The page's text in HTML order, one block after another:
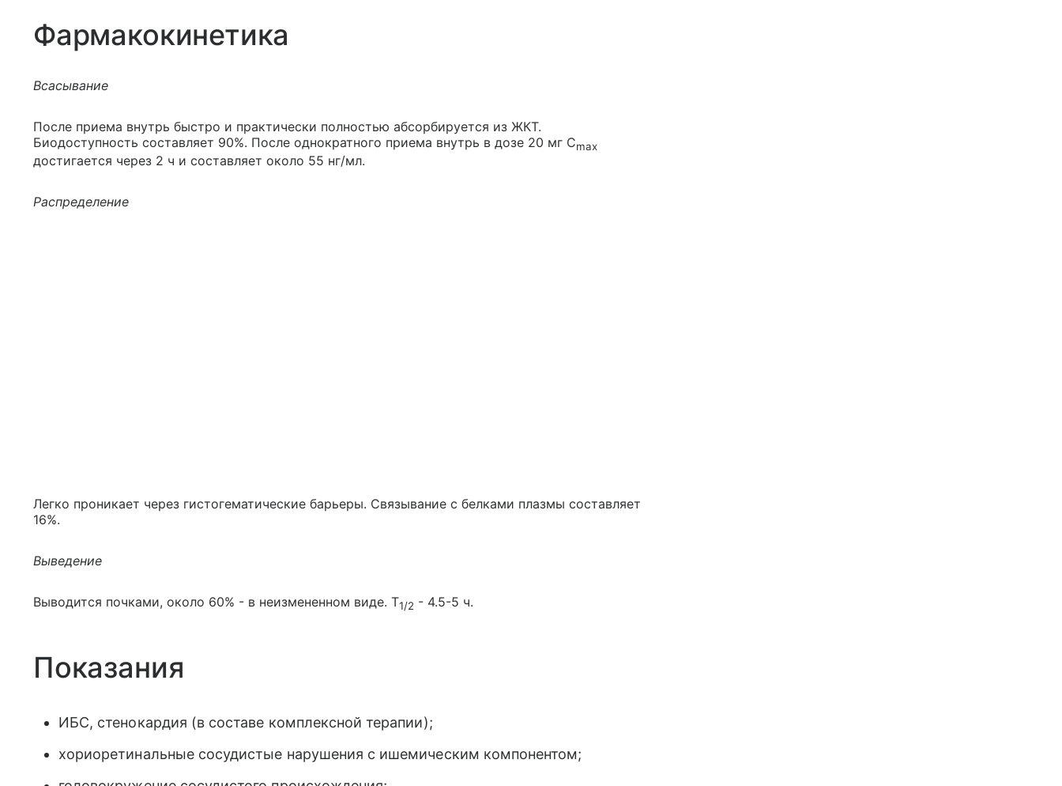
Фармакокинетика
Всасывание
После приема внутрь быстро и практически полностью абсорбируется из ЖКТ.
Биодоступность составляет 90%. После однократного приема внутрь в дозе 20 мг Cmax
достигается через 2 ч и составляет около 55 нг/мл.
Распределение
Легко проникает через гистогематические барьеры. Связывание с белками плазмы составляет
16%.
Выведение
Выводится почками, около 60% - в неизмененном виде. T1/2 - 4.5-5 ч.
Показания
ИБС, стенокардия (в составе комплексной терапии);
хориоретинальные сосудистые нарушения с ишемическим компонентом;